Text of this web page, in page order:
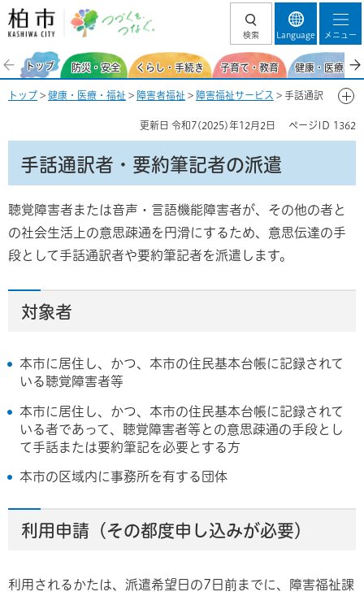
柏市 つづくを、
検索 Language メニュー
トップ 防災・安全 くらし・手続き 子育て・教育 健康・医療・
トップ > 健康・医療・福祉 > 障害者福祉 > 障害福祉サービス > 手話通訳
更新日 令和7(2025)年12月2日 ページID 1362
手話通訳者・要約筆記者の派遣
聴覚障害者または音声・言語機能障害者が、その他の者と
の社会生活上の意思疎通を円滑にするため、意思伝達の手
段として手話通訳者や要約筆記者を派遣します。
対象者
本市に居住し、かつ、本市の住民基本台帳に記録されて
いる聴覚障害者等
本市に居住し、かつ、本市の住民基本台帳に記録されて
いる者であって、聴覚障害者等との意思疎通の手段とし
て手話または要約筆記を必要とする方
本市の区域内に事務所を有する団体
利用申請（その都度申し込みが必要）
利用されるかたは、派遣希望日の7日前までに、障害福祉課